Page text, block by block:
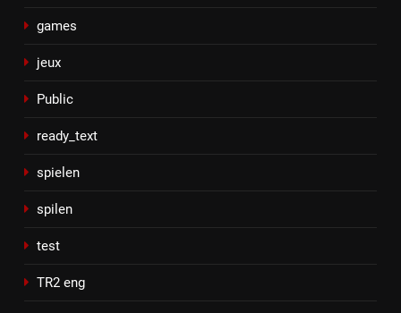
games
jeux
Public
ready_text
spielen
spilen
test
TR2 eng